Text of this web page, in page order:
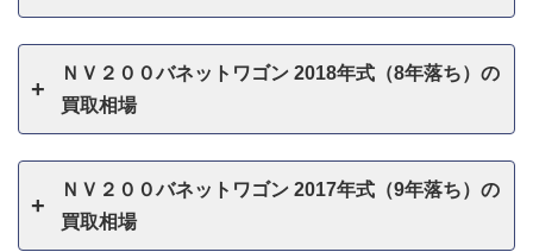
ＮＶ２００バネットワゴン 2018年式（8年落ち）の
買取相場
ＮＶ２００バネットワゴン 2017年式（9年落ち）の
買取相場